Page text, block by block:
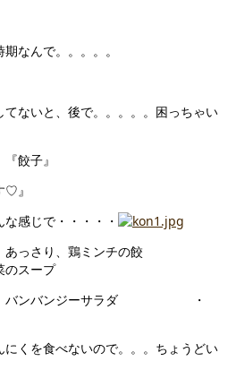
なんで。。。。。
てないと、後で。。。。。困っちゃい
餃子』
♡』
感じで・・・・・
ミンチの餃
ープ
ジーサラダ ・
にくを食べないので。。。ちょうどい